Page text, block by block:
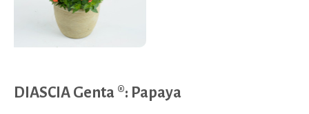
DIASCIA Genta ®: Papaya